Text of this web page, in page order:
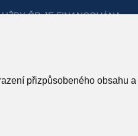
přizpůsobeného obsahu
ČR JE FINANCOVÁNA